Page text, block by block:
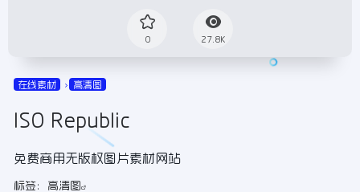
0 27.8K
在线素材 高清图
ISO Republic
免费商用无版权图片素材网站
标签： 高清图